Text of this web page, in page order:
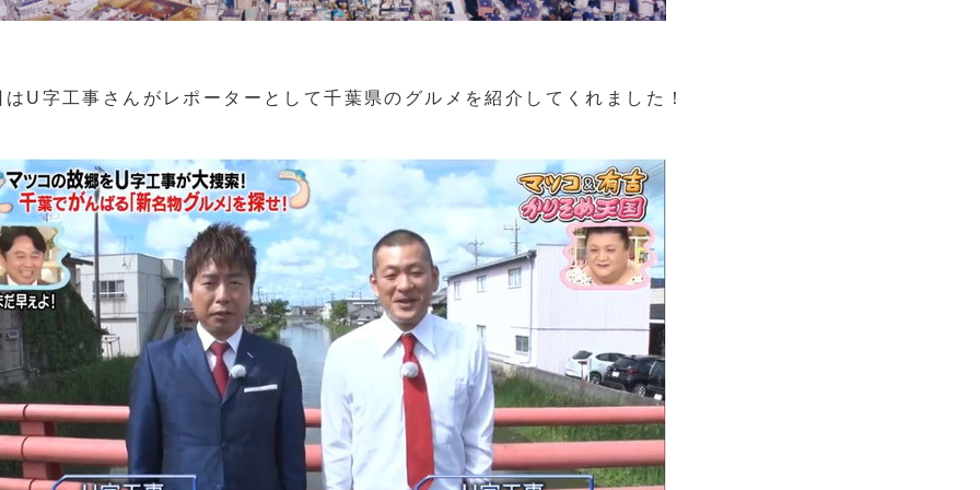
はU字工事さんがレポーターとして千葉県のグルメを紹介してくれました！